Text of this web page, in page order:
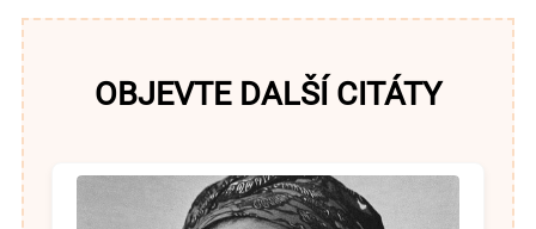
OBJEVTE DALŠÍ CITÁTY